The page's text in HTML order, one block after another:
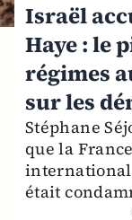
Israël
Haye : le
régimes
sur les
Stéphane
que la
international
était